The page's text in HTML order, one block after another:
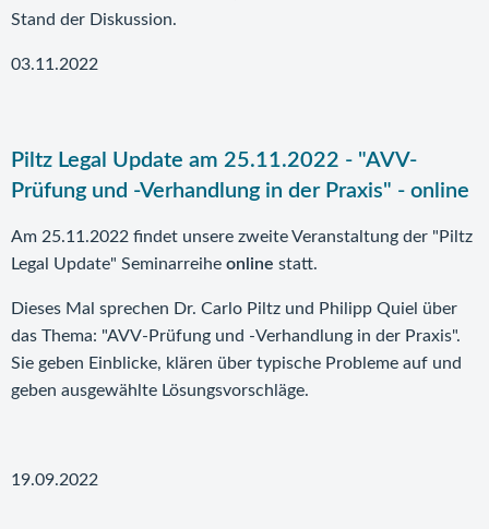
Stand der Diskussion.
03.11.2022
Piltz Legal Update am 25.11.2022 - "AVV-
Prüfung und -Verhandlung in der Praxis" - online
Am 25.11.2022 findet unsere zweite Veranstaltung der "Piltz
Legal Update" Seminarreihe online statt.
Dieses Mal sprechen Dr. Carlo Piltz und Philipp Quiel über
das Thema: "AVV-Prüfung und -Verhandlung in der Praxis".
Sie geben Einblicke, klären über typische Probleme auf und
geben ausgewählte Lösungsvorschläge.
19.09.2022